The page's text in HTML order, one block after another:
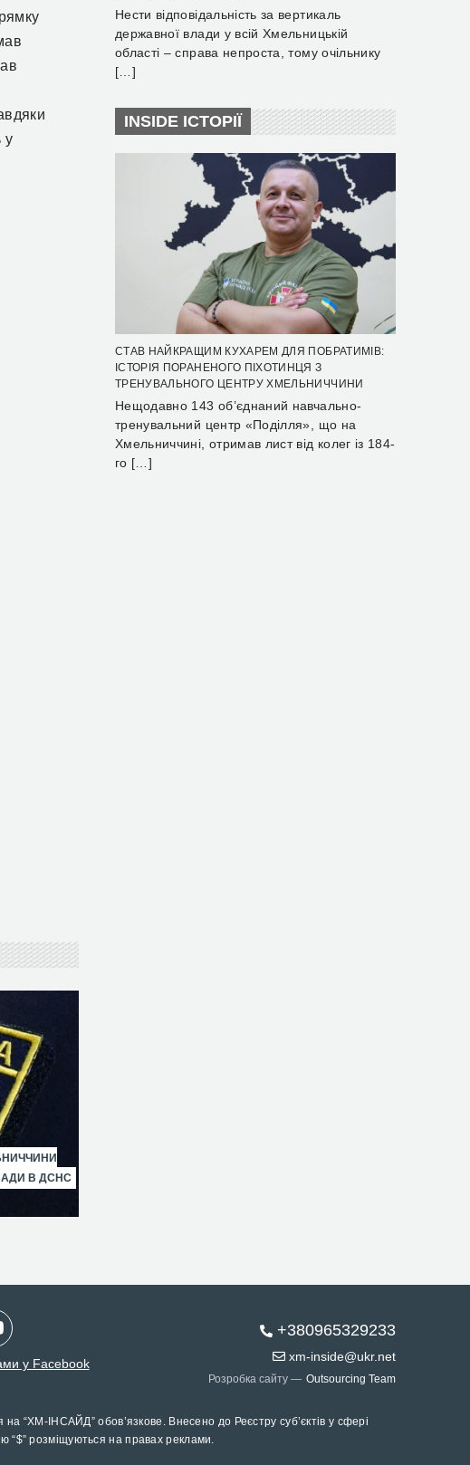
у
В ДСНС
Нести відповідальність за вертикаль
державної влади у всій Хмельницькій
області – справа непроста, тому очільнику
[…]
INSIDE ІСТОРІЇ
СТАВ НАЙКРАЩИМ КУХАРЕМ ДЛЯ ПОБРАТИМІВ:
ІСТОРІЯ ПОРАНЕНОГО ПІХОТИНЦЯ З
ТРЕНУВАЛЬНОГО ЦЕНТРУ ХМЕЛЬНИЧЧИНИ
Нещодавно 143 об’єднаний навчально-
тренувальний центр «Поділля», що на
Хмельниччині, отримав лист від колег із 184-
го […]
у Facebook
+380965329233
xm-inside@ukr.net
Розробка сайту — Outsourcing Team
на “ХМ-ІНСАЙД” обов’язкове. Внесено до Реєстру суб’єктів у сфері
“$” розміщуються на правах реклами.